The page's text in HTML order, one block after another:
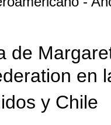
de
en
y Chile